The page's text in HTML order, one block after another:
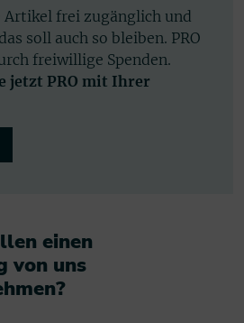
Artikel frei zugänglich und
soll auch so bleiben. PRO
freiwillige Spenden.
jetzt PRO mit Ihrer
einen
von uns